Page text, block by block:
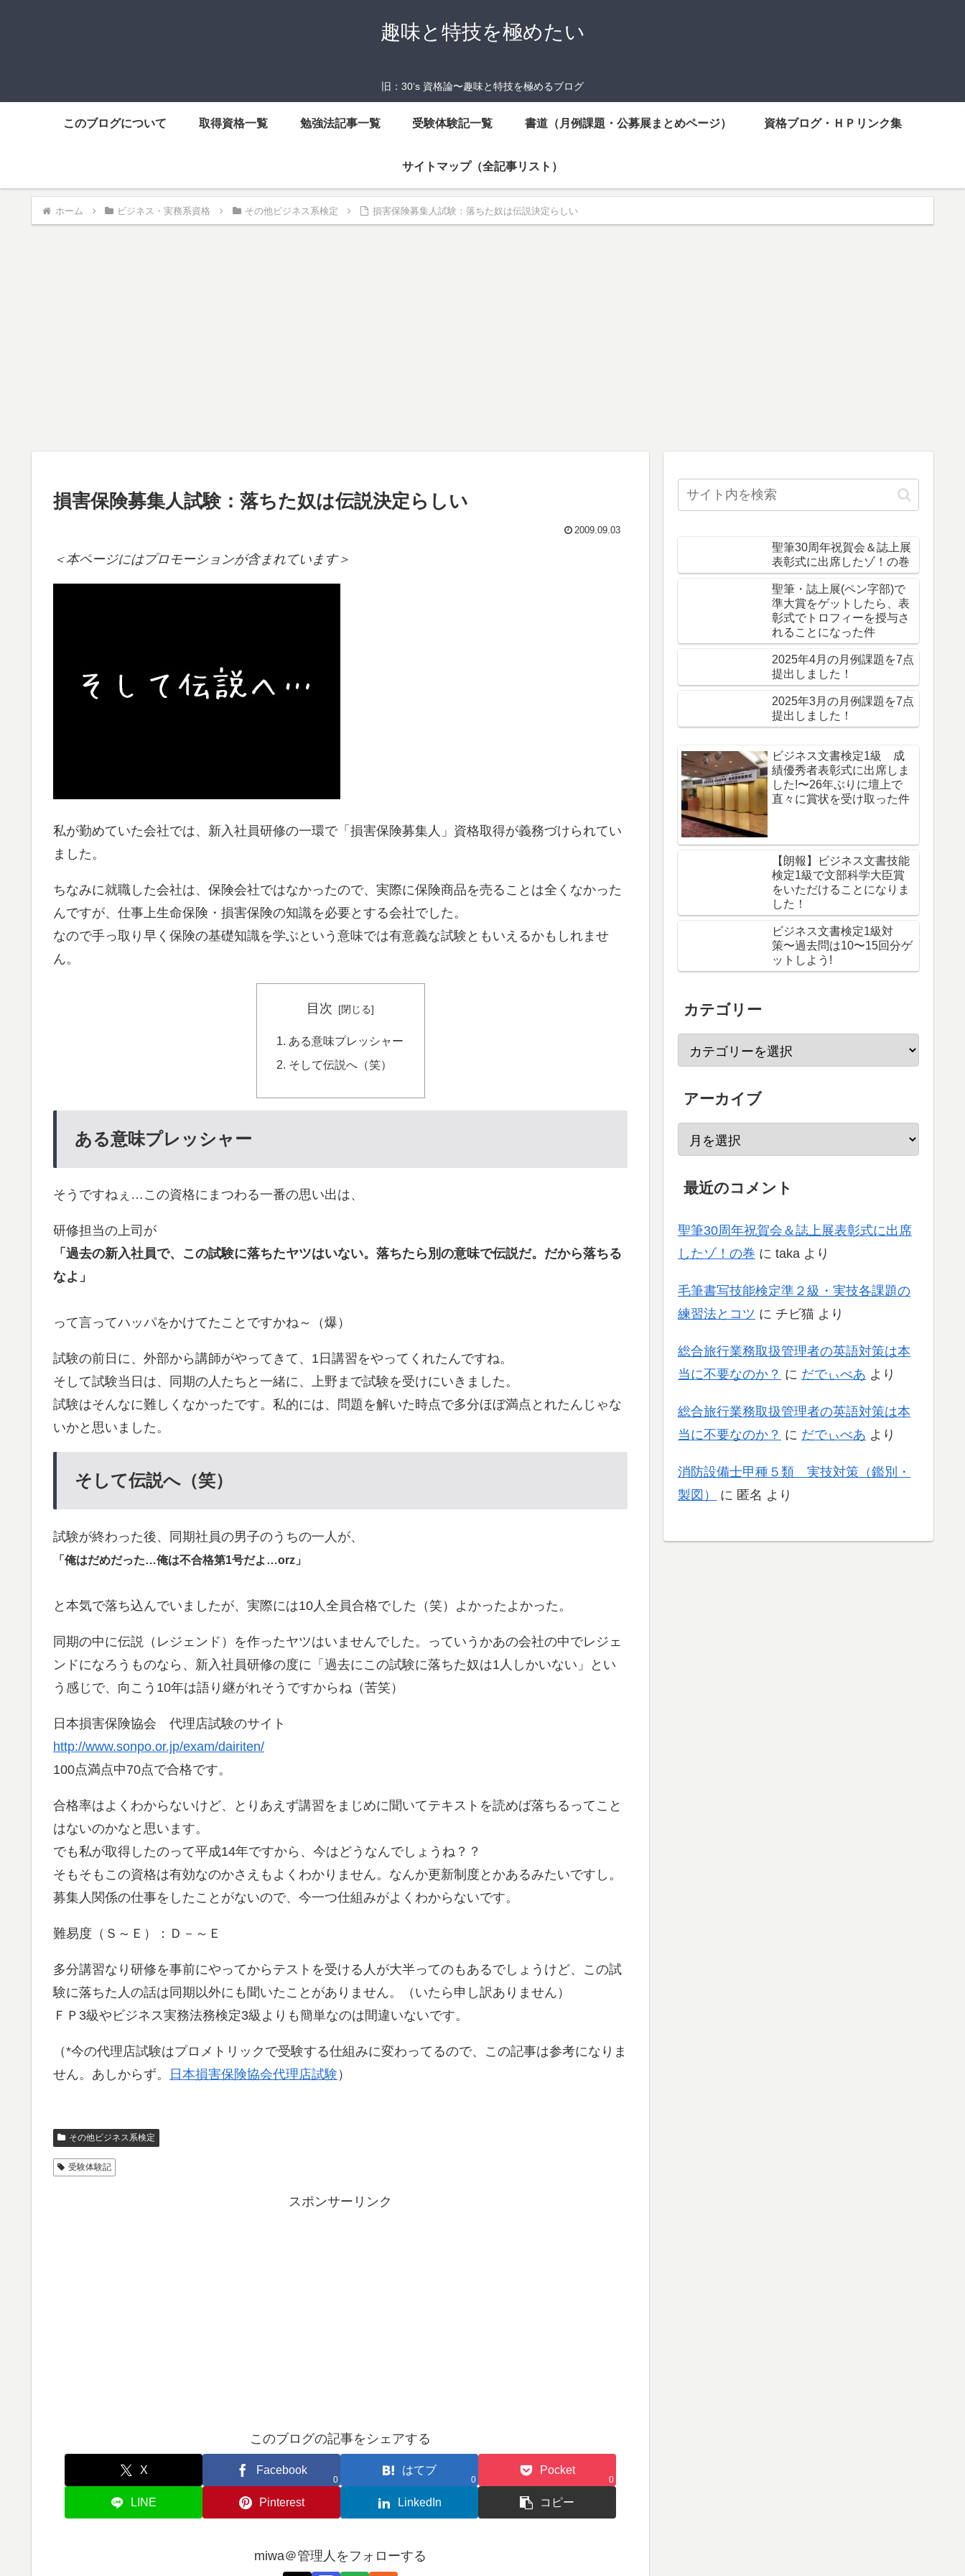
趣味と特技を極めたい
旧：30‘s 資格論〜趣味と特技を極めるブログ
このブログについて 取得資格一覧 勉強法記事一覧 受験体験記一覧 書道（月例課題・公募展まとめページ） 資格ブログ・ＨＰリンク集
サイトマップ（全記事リスト）
ホーム ビジネス・実務系資格 その他ビジネス系検定 損害保険募集人試験：落ちた奴は伝説決定らしい
損害保険募集人試験：落ちた奴は伝説決定らしい
2009.09.03
＜本ページにはプロモーションが含まれています＞
私が勤めていた会社では、新入社員研修の一環で「損害保険募集人」資格取得が義務づけられてい
ました。
ちなみに就職した会社は、保険会社ではなかったので、実際に保険商品を売ることは全くなかった
んですが、仕事上生命保険・損害保険の知識を必要とする会社でした。
なので手っ取り早く保険の基礎知識を学ぶという意味では有意義な試験ともいえるかもしれませ
ん。
目次
ある意味プレッシャー
そして伝説へ（笑）
ある意味プレッシャー
そうですねぇ…この資格にまつわる一番の思い出は、
研修担当の上司が
「過去の新入社員で、この試験に落ちたヤツはいない。落ちたら別の意味で伝説だ。だから落ちる
なよ」
って言ってハッパをかけてたことですかね～（爆）
試験の前日に、外部から講師がやってきて、1日講習をやってくれたんですね。
そして試験当日は、同期の人たちと一緒に、上野まで試験を受けにいきました。
試験はそんなに難しくなかったです。私的には、問題を解いた時点で多分ほぼ満点とれたんじゃな
いかと思いました。
そして伝説へ（笑）
試験が終わった後、同期社員の男子のうちの一人が、
「俺はだめだった…俺は不合格第1号だよ…orz」
と本気で落ち込んでいましたが、実際には10人全員合格でした（笑）よかったよかった。
同期の中に伝説（レジェンド）を作ったヤツはいませんでした。っていうかあの会社の中でレジェ
ンドになろうものなら、新入社員研修の度に「過去にこの試験に落ちた奴は1人しかいない」とい
う感じで、向こう10年は語り継がれそうですからね（苦笑）
日本損害保険協会 代理店試験のサイト
http://www.sonpo.or.jp/exam/dairiten/
100点満点中70点で合格です。
合格率はよくわからないけど、とりあえず講習をまじめに聞いてテキストを読めば落ちるってこと
はないのかなと思います。
でも私が取得したのって平成14年ですから、今はどうなんでしょうね？？
そもそもこの資格は有効なのかさえもよくわかりません。なんか更新制度とかあるみたいですし。
募集人関係の仕事をしたことがないので、今一つ仕組みがよくわからないです。
難易度（Ｓ～Ｅ）：Ｄ－～Ｅ
多分講習なり研修を事前にやってからテストを受ける人が大半ってのもあるでしょうけど、この試
験に落ちた人の話は同期以外にも聞いたことがありません。（いたら申し訳ありません）
ＦＰ3級やビジネス実務法務検定3級よりも簡単なのは間違いないです。
（*今の代理店試験はプロメトリックで受験する仕組みに変わってるので、この記事は参考になりま
せん。あしからず。
日本損害保険協会代理店試験 ）
その他ビジネス系検定
受験体験記
スポンサーリンク
このブログの記事をシェアする
X Facebook
0
はてブ
0
Pocket
0
LINE Pinterest LinkedIn コピー
miwa＠管理人をフォローする
聖筆30周年祝賀会＆誌上展
表彰式に出席したゾ！の巻
聖筆・誌上展(ペン字部)で
準大賞をゲットしたら、表
彰式でトロフィーを授与さ
れることになった件
2025年4月の月例課題を7点
提出しました！
2025年3月の月例課題を7点
提出しました！
ビジネス文書検定1級 成
績優秀者表彰式に出席しま
した!〜26年ぶりに壇上で
直々に賞状を受け取った件
【朗報】ビジネス文書技能
検定1級で文部科学大臣賞
をいただけることになりま
した！
ビジネス文書検定1級対
策〜過去問は10〜15回分ゲ
ットしよう!
カテゴリー
アーカイブ
最近のコメント
聖筆30周年祝賀会＆誌上展表彰式に出席
したゾ！の巻 に taka より
毛筆書写技能検定準２級・実技各課題の
練習法とコツ に チビ猫 より
総合旅行業務取扱管理者の英語対策は本
当に不要なのか？ に だでぃべあ より
総合旅行業務取扱管理者の英語対策は本
当に不要なのか？ に だでぃべあ より
消防設備士甲種５類 実技対策（鑑別・
製図）
に 匿名 より